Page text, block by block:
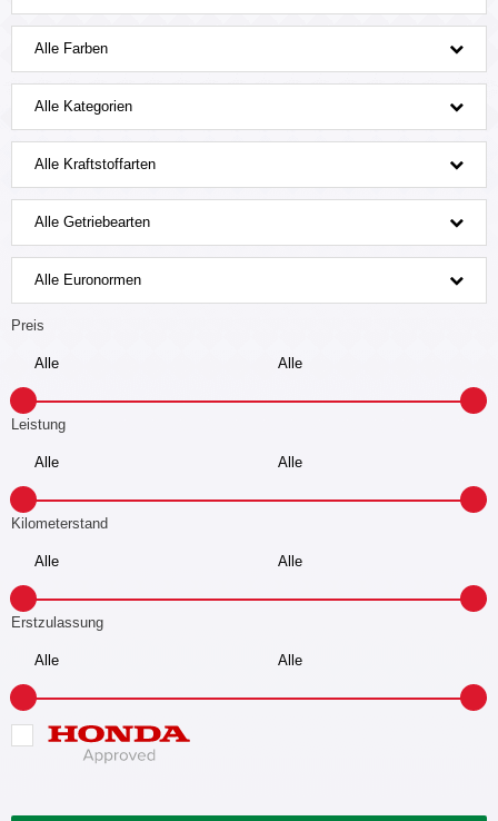
Alle Farben
Alle Kategorien
Alle Kraftstoffarten
Alle Getriebearten
Alle Euronormen
Preis
Leistung
Kilometerstand
Erstzulassung